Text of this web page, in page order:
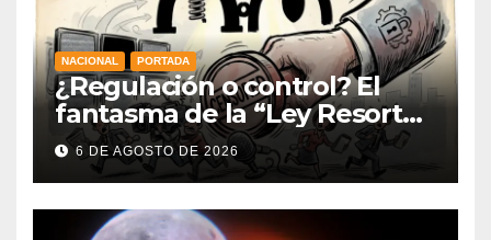
NACIONAL PORTADA
¿Regulación o control? El
fantasma de la “Ley Resorte”
venezolana revive con la
nueva Ley de Audiencias en
6 DE AGOSTO DE 2026